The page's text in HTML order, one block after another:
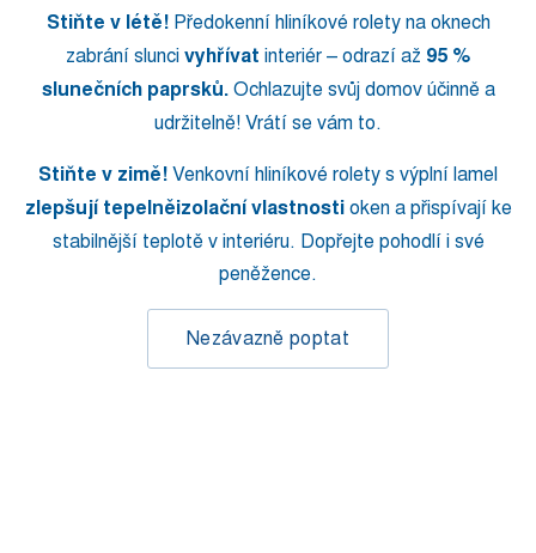
Stiňte v létě!Předokenní hliníkové rolety na oknech
zabrání sluncivyhřívat interiér – odrazí až 95 %
slunečních paprsků.Ochlazujte svůj domov účinně a
udržitelně! Vrátí se vám to.
Stiňte v zimě!Venkovní hliníkové rolety s výplní lamel
zlepšují tepelněizolační vlastnostioken a přispívají ke
stabilnější teplotě v interiéru. Dopřejte pohodlí i své
peněžence.
Nezávazně poptat